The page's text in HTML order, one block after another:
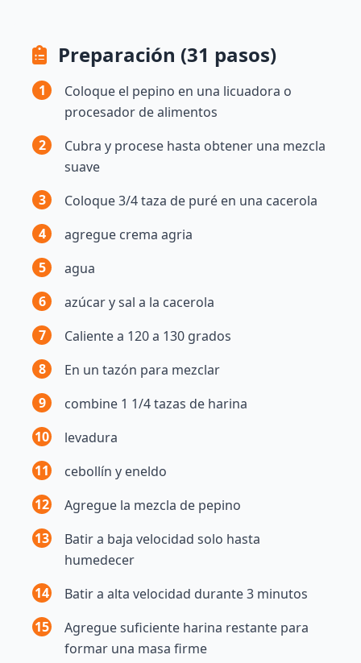
Preparación (31 pasos)
1
Coloque el pepino en una licuadora o
procesador de alimentos
2
Cubra y procese hasta obtener una mezcla
suave
3
Coloque 3/4 taza de puré en una cacerola
4
agregue crema agria
5
agua
6
azúcar y sal a la cacerola
7
Caliente a 120 a 130 grados
8
En un tazón para mezclar
9
combine 1 1/4 tazas de harina
10
levadura
11
cebollín y eneldo
12
Agregue la mezcla de pepino
13
Batir a baja velocidad solo hasta
humedecer
14
Batir a alta velocidad durante 3 minutos
15
Agregue suficiente harina restante para
formar una masa firme